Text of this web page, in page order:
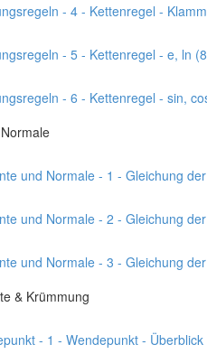
- 4 - Kettenregel -
- 5 - Kettenregel - e, ln
- 6 - Kettenregel - sin,
und Normale - 1 - Gleichung
und Normale - 2 - Gleichung
und Normale - 3 - Gleichung
& Krümmung
- 1 - Wendepunkt - Überblick